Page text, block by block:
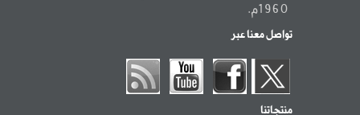
1960م.
تواصل معنا عبر
منتجاتنا